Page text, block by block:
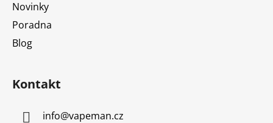
Novinky
Poradna
Blog
Kontakt
info@vapeman.cz